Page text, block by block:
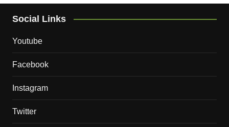
Social Links
Youtube
Facebook
Instagram
Twitter